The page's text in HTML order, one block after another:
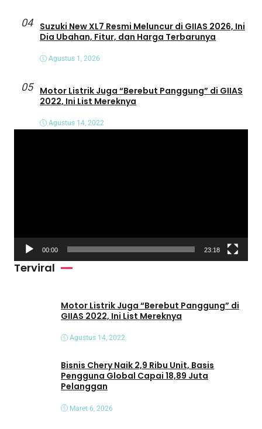
04
Suzuki New XL7 Resmi Meluncur di GIIAS 2026, Ini
Dia Ubahan, Fitur, dan Harga Terbarunya
Agustus 1, 2026
05
Motor Listrik Juga “Berebut Panggung” di GIIAS
2022, Ini List Mereknya
Agustus 14, 2022
d
00:00 23:18
Terviral
Motor Listrik Juga “Berebut Panggung” di
GIIAS 2022, Ini List Mereknya
Agustus 14, 2022
Bisnis Chery Naik 2,9 Ribu Unit, Basis
Pengguna Global Capai 18,89 Juta
Pelanggan
Maret 6, 2026